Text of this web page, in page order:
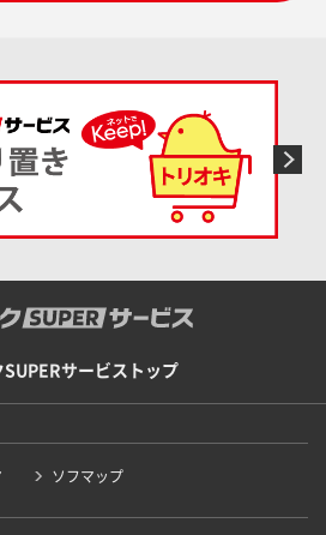
SUPERサービストップ
ソフマップ